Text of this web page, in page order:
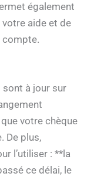
également
votre aide et de
compte.
sont à jour sur
votre chèque
De plus,
l’utiliser : **la
ce délai, le